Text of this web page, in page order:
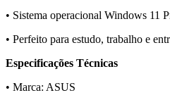
• Sistema operacional Windows 11
• Perfeito para estudo, trabalho e
Especificações Técnicas
• Marca: ASUS